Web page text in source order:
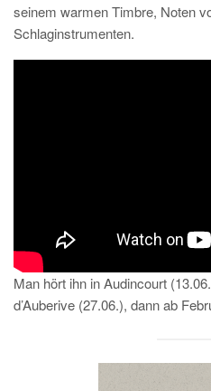
seinem warmen Timbre, Noten
Schlaginstrumenten.
Man hört ihn in Audincourt
d’Auberive (27.06.), dann ab